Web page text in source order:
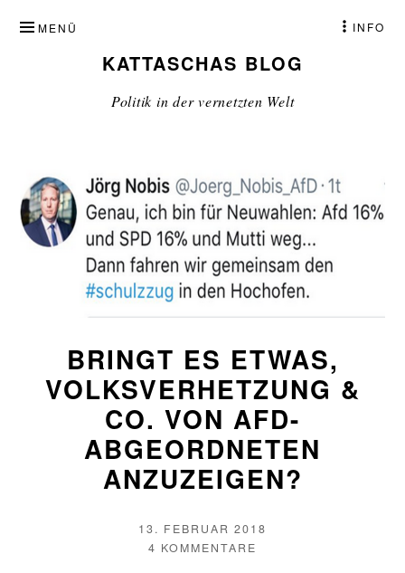
INHALT
SPRINGENKATTASCHAS BLOG
Politik in der vernetzten Welt
MENÜ INFO
BRINGT ES ETWAS,
VOLKSVERHETZUNG &
CO. VON AFD-
ABGEORDNETEN
ANZUZEIGEN?
VERÖFFENTLICHT
AM
13. FEBRUAR 2018
AUTOR
4 KOMMENTARE